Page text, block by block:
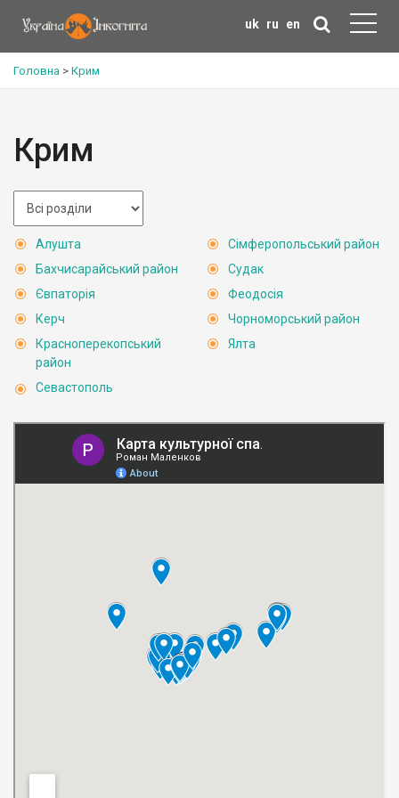
uk ru en
Головна > Крим
Крим
Алушта
Бахчисарайський район
Євпаторія
Керч
Красноперекопський
район
Севастополь
Сімферопольський район
Судак
Феодосія
Чорноморський район
Ялта